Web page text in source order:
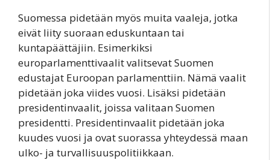
Suomessa pidetään myös muita vaaleja, jotka
eivät liity suoraan eduskuntaan tai
kuntapäättäjiin. Esimerkiksi
europarlamenttivaalit valitsevat Suomen
edustajat Euroopan parlamenttiin. Nämä vaalit
pidetään joka viides vuosi. Lisäksi pidetään
presidentinvaalit, joissa valitaan Suomen
presidentti. Presidentinvaalit pidetään joka
kuudes vuosi ja ovat suorassa yhteydessä maan
ulko- ja turvallisuuspolitiikkaan.